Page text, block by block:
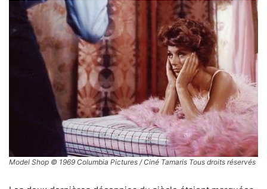
Model Shop © 1969 Columbia Pictures / Ciné Tamaris Tous droits réservés